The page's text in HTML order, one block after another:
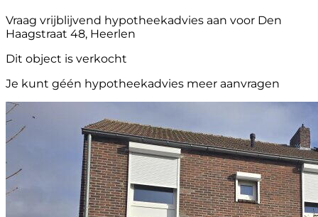
Vraag vrijblijvend hypotheekadvies aan voor Den
Haagstraat 48, Heerlen
Dit object is verkocht
Je kunt géén hypotheekadvies meer aanvragen